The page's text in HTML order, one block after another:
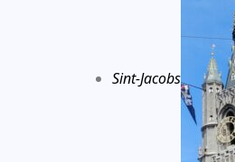
Sint-Jacobs